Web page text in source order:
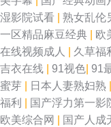
湿影院试看
熟女乱伦
一区精品麻豆经典
欧
在线视频成人
久草福
吉衣在线
91视色 91
蜜芽
日本人妻熟妇熟
福利
国产浮力第一影
欧美综合网
国产人成